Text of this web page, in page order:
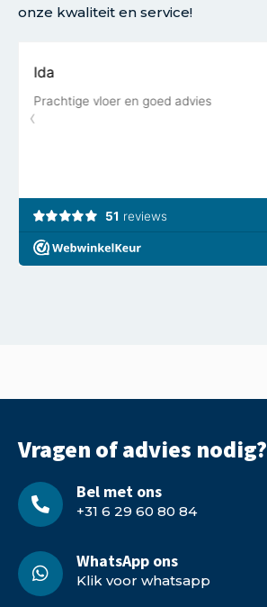
onze kwaliteit en service!
Vragen of advies nodig?
Bel met ons
+31 6 29 60 80 84
WhatsApp ons
Klik voor whatsapp